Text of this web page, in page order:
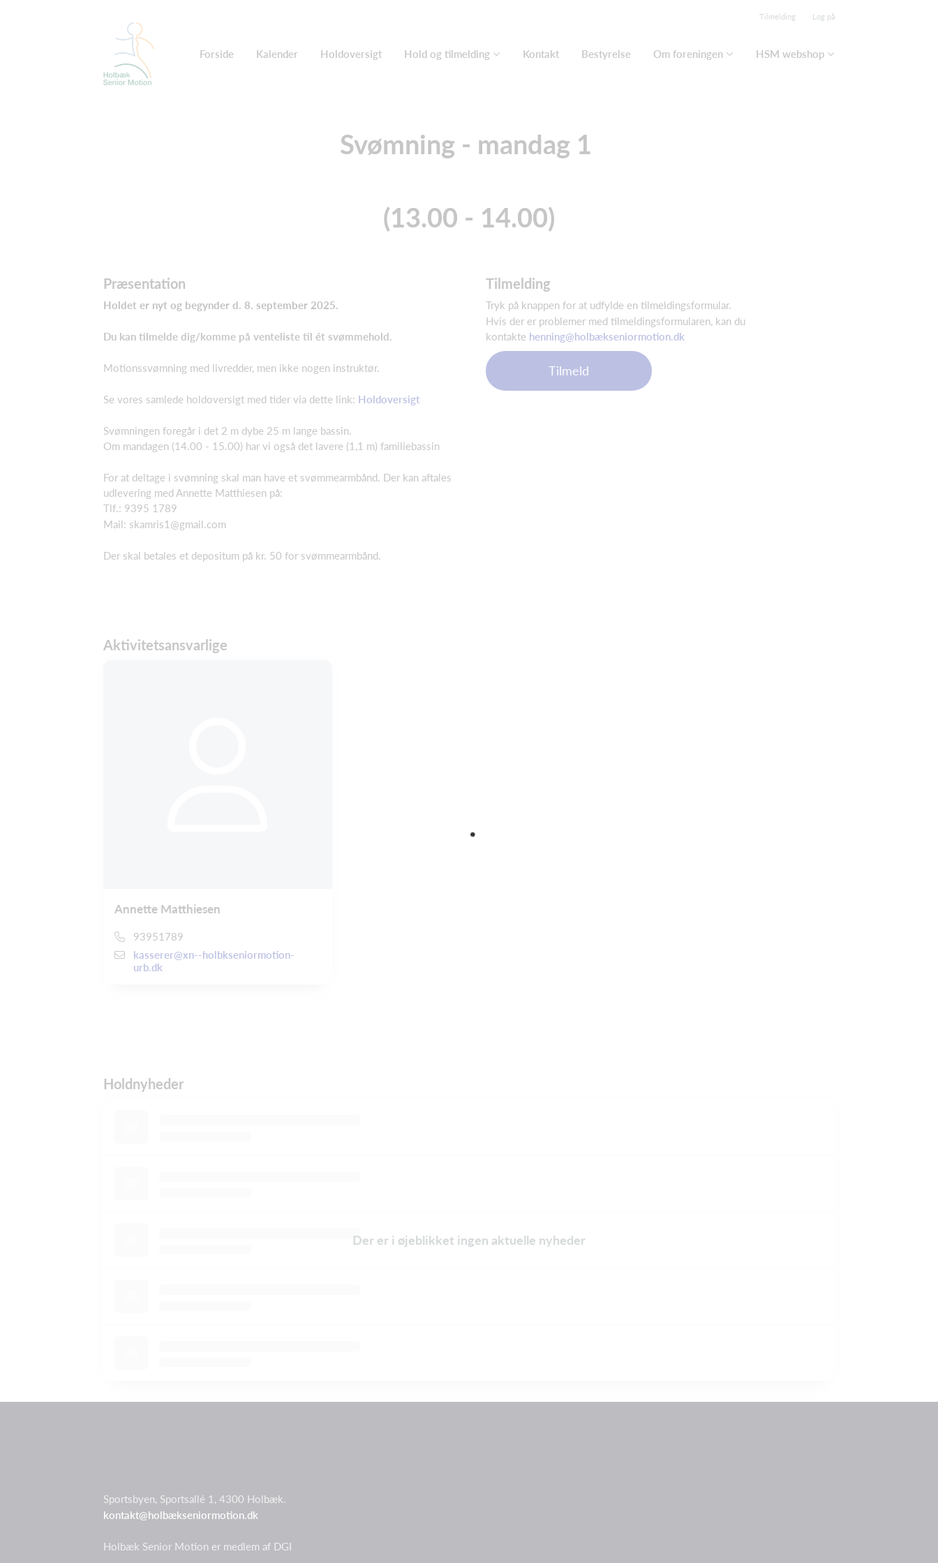
Tilmelding Log på
Forside Kalender Holdoversigt Hold og tilmelding Kontakt Bestyrelse Om foreningen HSM webshop
Svømning - mandag 1
(13.00 - 14.00)
Præsentation
Holdet er nyt og begynder d. 8. september 2025.
Du kan tilmelde dig/komme på venteliste til ét svømmehold.
Motionssvømning med livredder, men ikke nogen instruktør.
Se vores samlede holdoversigt med tider via dette link: Holdoversigt
Svømningen foregår i det 2 m dybe 25 m lange bassin.
Om mandagen (14.00 - 15.00) har vi også det lavere (1,1 m) familiebassin
For at deltage i svømning skal man have et svømmearmbånd. Der kan aftales
udlevering med Annette Matthiesen på:
Tlf.: 9395 1789
Mail: skamris1@gmail.com
Der skal betales et depositum på kr. 50 for svømmearmbånd.
Tilmelding
Tryk på knappen for at udfylde en tilmeldingsformular.
Hvis der er problemer med tilmeldingsformularen, kan du
kontakte henning@holbækseniormotion.dk
Tilmeld
Aktivitetsansvarlige
Annette Matthiesen
93951789
kasserer@xn--holbkseniormotion-
urb.dk
Holdnyheder
Der er i øjeblikket ingen aktuelle nyheder
Sportsbyen, Sportsallé 1, 4300 Holbæk.
kontakt@holbækseniormotion.dk
Holbæk Senior Motion er medlem af DGI